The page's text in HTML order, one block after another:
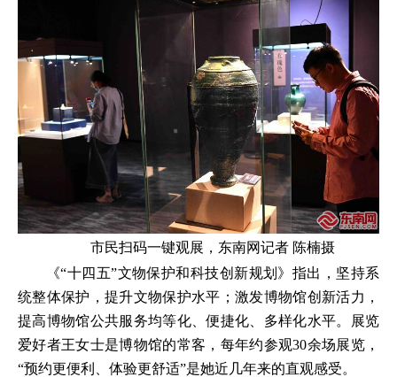
市民扫码一键观展，东南网记者 陈楠摄
《“十四五”文物保护和科技创新规划》指出，坚持系
统整体保护，提升文物保护水平；激发博物馆创新活力，
提高博物馆公共服务均等化、便捷化、多样化水平。展览
爱好者王女士是博物馆的常客，每年约参观30余场展览，
“预约更便利、体验更舒适”是她近几年来的直观感受。